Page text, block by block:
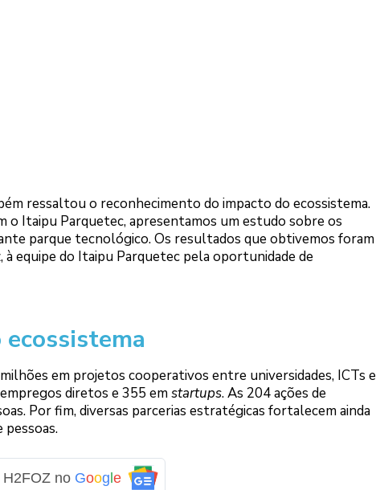
ressaltou o reconhecimento do impacto do ecossistema.
o Itaipu Parquetec, apresentamos um estudo sobre os
parque tecnológico. Os resultados que obtivemos foram
à equipe do Itaipu Parquetec pela oportunidade de
em projetos cooperativos entre universidades, ICTs e
diretos e 355 emstartups. As 204 ações de
Por fim, diversas parcerias estratégicas fortalecem ainda
pessoas.
H2FOZ no Goog le